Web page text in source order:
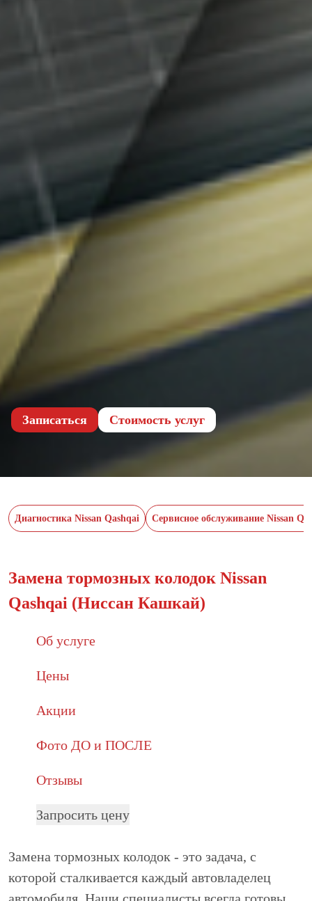
Записаться Cтоимость услуг
Диагностика Nissan Qashqai Сервисное обслуживание Nissan
Замена тормозных колодок Nissan
Qashqai (Ниссан Кашкай)
Об услуге
Цены
Акции
Фото ДО и ПОСЛЕ
Отзывы
Запросить цену
Замена тормозных колодок - это задача, с
которой сталкивается каждый автовладелец